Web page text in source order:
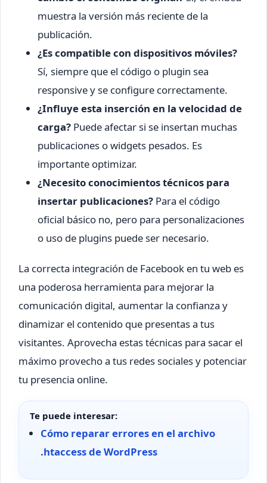
muestra la versión más reciente de la
publicación.
¿Es compatible con dispositivos móviles?
Sí, siempre que el código o plugin sea
responsive y se configure correctamente.
¿Influye esta inserción en la velocidad de
carga? Puede afectar si se insertan muchas
publicaciones o widgets pesados. Es
importante optimizar.
¿Necesito conocimientos técnicos para
insertar publicaciones? Para el código
oficial básico no, pero para personalizaciones
o uso de plugins puede ser necesario.
La correcta integración de Facebook en tu web es
una poderosa herramienta para mejorar la
comunicación digital, aumentar la confianza y
dinamizar el contenido que presentas a tus
visitantes. Aprovecha estas técnicas para sacar el
máximo provecho a tus redes sociales y potenciar
tu presencia online.
Te puede interesar:
Cómo reparar errores en el archivo
.htaccess de WordPress